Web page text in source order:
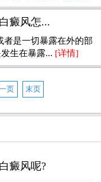
癜风怎...
是一切暴露在外的部
生在暴露... [详情]
页 末页
癜风呢?